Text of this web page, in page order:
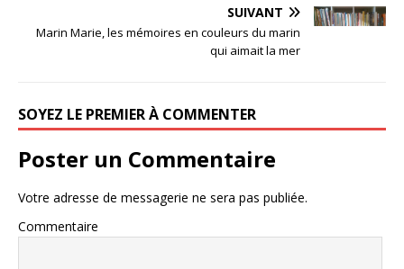
SUIVANT
Marin Marie, les mémoires en couleurs du marin
qui aimait la mer
SOYEZ LE PREMIER À COMMENTER
Poster un Commentaire
Votre adresse de messagerie ne sera pas publiée.
Commentaire